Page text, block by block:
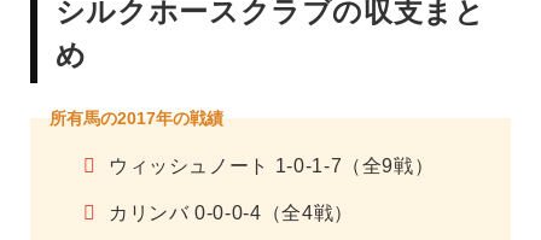
シルクホースクラブの収支まと
め
所有馬の2017年の戦績
ウィッシュノート 1-0-1-7（全9戦）
カリンバ 0-0-0-4（全4戦）